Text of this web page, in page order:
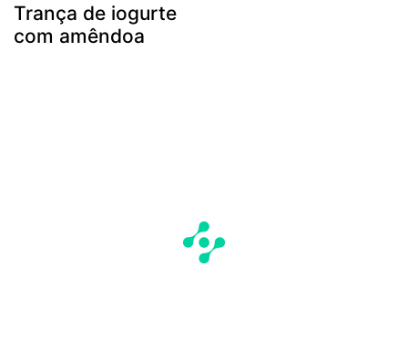
Trança de iogurte
com amêndoa